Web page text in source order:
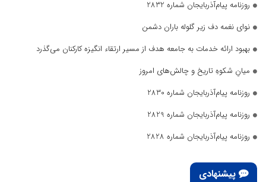
روزنامه پیام‌آذربایجان شماره 2832
نوای نغمه دف زیر گلوله باران دشمن
بهبود ارائه خدمات به جامعه هدف از مسیر ارتقاء انگیزه کارکنان می‌گذرد
میانِ شکوهِ تاریخ و چالش‌های امروز
روزنامه پیام‌آذربایجان شماره 2830
روزنامه پیام‌آذربایجان شماره 2829
روزنامه پیام‌آذربایجان شماره 2828
پیشنهادی